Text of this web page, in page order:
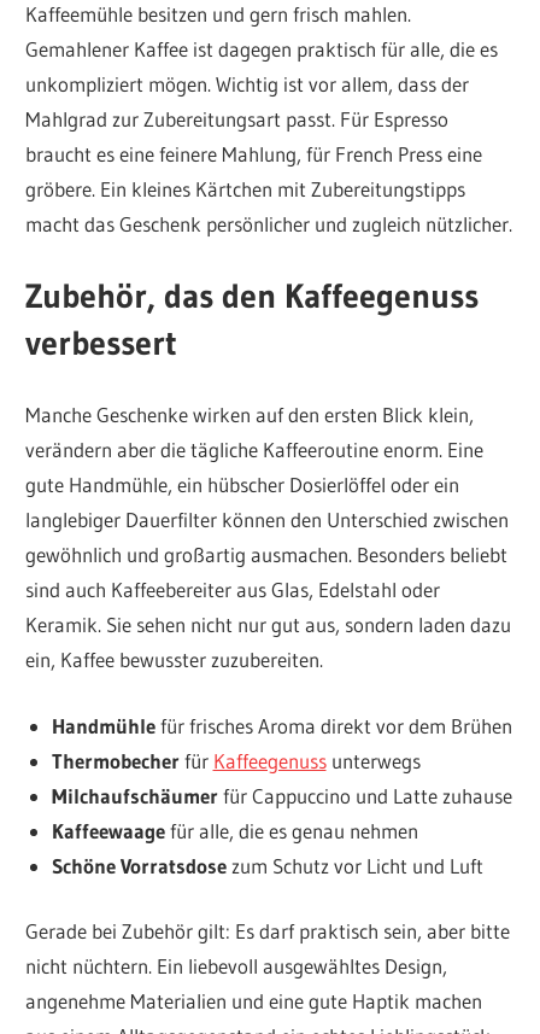
Kaffeemühle besitzen und gern frisch mahlen.
Gemahlener Kaffee ist dagegen praktisch für alle, die es
unkompliziert mögen. Wichtig ist vor allem, dass der
Mahlgrad zur Zubereitungsart passt. Für Espresso
braucht es eine feinere Mahlung, für French Press eine
gröbere. Ein kleines Kärtchen mit Zubereitungstipps
macht das Geschenk persönlicher und zugleich nützlicher.
Zubehör, das den Kaffeegenuss
verbessert
Manche Geschenke wirken auf den ersten Blick klein,
verändern aber die tägliche Kaffeeroutine enorm. Eine
gute Handmühle, ein hübscher Dosierlöffel oder ein
langlebiger Dauerfilter können den Unterschied zwischen
gewöhnlich und großartig ausmachen. Besonders beliebt
sind auch Kaffeebereiter aus Glas, Edelstahl oder
Keramik. Sie sehen nicht nur gut aus, sondern laden dazu
ein, Kaffee bewusster zuzubereiten.
Handmühlefür frisches Aroma direkt vor dem Brühen
Thermobecherfür Kaffeegenussunterwegs
Milchaufschäumerfür Cappuccino und Latte zuhause
Kaffeewaagefür alle, die es genau nehmen
Schöne Vorratsdosezum Schutz vor Licht und Luft
Gerade bei Zubehör gilt: Es darf praktisch sein, aber bitte
nicht nüchtern. Ein liebevoll ausgewähltes Design,
angenehme Materialien und eine gute Haptik machen